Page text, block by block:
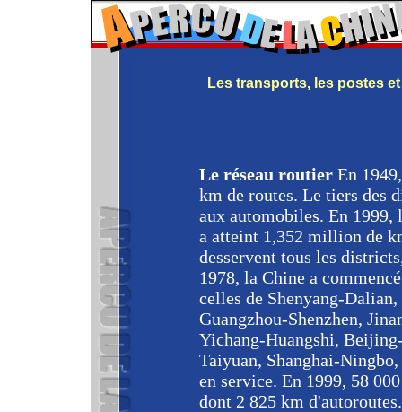
Les transports, les postes
Le réseau routier En
km de routes. Le tiers des
aux automobiles. En 1999,
a atteint 1,352 million de
desservent tous les
1978, la Chine a
celles de Shenyang-
Guangzhou-Shenzhen,
Yichang-Huangshi,
Taiyuan, Shanghai-
en service. En 1999, 58
dont 2 825 km d'autoroutes.